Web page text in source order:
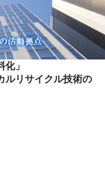
化」
ルリサイクル技術の